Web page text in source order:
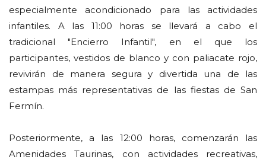
especialmente acondicionado para las actividades
infantiles. A las 11:00 horas se llevará a cabo el
tradicional "Encierro Infantil", en el que los
participantes, vestidos de blanco y con paliacate rojo,
revivirán de manera segura y divertida una de las
estampas más representativas de las fiestas de San
Fermín.
Posteriormente, a las 12:00 horas, comenzarán las
Amenidades Taurinas, con actividades recreativas,